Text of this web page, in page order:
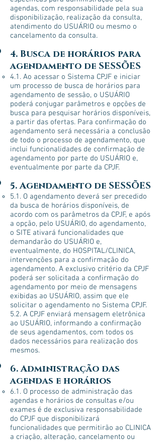
agendas, com responsabilidade pela sua
disponibilização, realização da consulta,
atendimento do USUÁRIO ou mesmo o
cancelamento da consulta.
4. Busca de horários para
agendamento de SESSÕES
4.1. Ao acessar o Sistema CPJF e iniciar
um processo de busca de horários para
agendamento de sessão, o USUÁRIO
poderá conjugar parâmetros e opções de
busca para pesquisar horários disponíveis,
a partir das ofertas. Para confirmação do
agendamento será necessária a conclusão
de todo o processo de agendamento, que
inclui funcionalidades de confirmação de
agendamento por parte do USUÁRIO e,
eventualmente por parte da CPJF.
5. Agendamento de SESSÕES
5.1. O agendamento deverá ser precedido
da busca de horários disponíveis, de
acordo com os parâmetros da CPJF, e após
a opção, pelo USUÁRIO, do agendamento,
o SITE ativará funcionalidades que
demandarão do USUÁRIO e,
eventualmente, do HOSPITAL/CLINICA,
intervenções para a confirmação do
agendamento. A exclusivo critério da CPJF
poderá ser solicitada a confirmação do
agendamento por meio de mensagens
exibidas ao USUÁRIO, assim que ele
solicitar o agendamento no Sistema CPJF.
5.2. A CPJF enviará mensagem eletrônica
ao USUÁRIO, informando a confirmação
de seus agendamentos, com todos os
dados necessários para realização dos
mesmos.
6. Administração das
agendas e horários
6.1. O processo de administração das
agendas e horários de consultas e/ou
exames é de exclusiva responsabilidade
do CPJF que disponibilizará
funcionalidades que permitirão ao CLINICA
a criação, alteração, cancelamento ou